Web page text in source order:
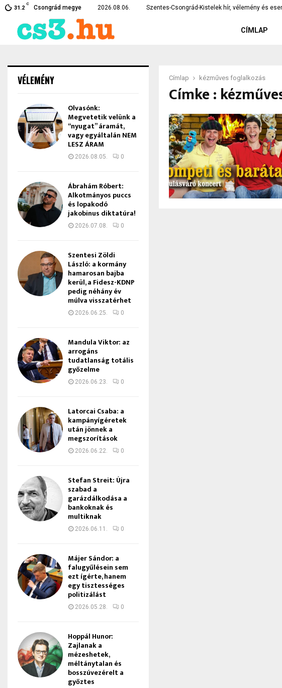
31.2
C
Csongrád megye 2026.08.06. Szentes-Csongrád-Kistelek hír, vélemény és
–… Eltűnt egy szentesi fiatal – segíts te…
CÍMLAP
Címlap kézműves foglalkozás
Címke :
VÉLEMÉNY
Olvasónk:
Megvetetik velünk a
“nyugat” áramát,
vagy egyáltalán NEM
LESZ ÁRAM
2026.08.05. 0
Ábrahám Róbert:
Alkotmányos puccs
és lopakodó
jakobinus diktatúra!
2026.07.08. 0
Szentesi Zöldi
László: a kormány
hamarosan bajba
kerül, a Fidesz-KDNP
pedig néhány év
múlva visszatérhet
2026.06.25. 0
Mandula Viktor: az
arrogáns
tudatlanság totális
győzelme
2026.06.23. 0
Latorcai Csaba: a
kampányígéretek
után jönnek a
megszorítások
2026.06.22. 0
Stefan Streit: Újra
szabad a
garázdálkodása a
bankoknak és
multiknak
2026.06.11. 0
Májer Sándor: a
falugyűlésein sem
ezt ígérte, hanem
egy tisztességes
politizálást
2026.05.28. 0
Hoppál Hunor:
Zajlanak a
mézeshetek,
méltánytalan és
bosszúvezérelt a
győztes